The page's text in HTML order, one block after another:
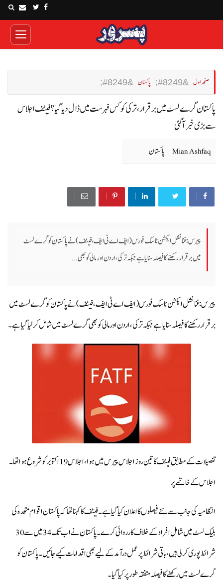
صفحہ اول پاکستان
پاکستان گرے لسٹ میں برقرار ، ترکی کو کس فہرست میں ڈال دیا گیا؟ فیٹف اجلاس
سے بڑی خبر آگئی
Mian Ashfaq پاکستان
پیرس: فنانشل ایکشن ٹاسک فورس(ایف اے ٹی ایف، فیٹف ) نے پاکستان کو گرے لسٹ
میں برقرار رکھنے کا فیصلہ سنایا ہے جبکہ ترکی، اردن اور مالی کو بھی ...
پیرس: فنانشل ایکشن ٹاسک فورس(ایف اے ٹی ایف، فیٹف ) نے پاکستان کو گرے لسٹ میں
برقرار رکھنے کا فیصلہ سنایا ہے جبکہ ترکی، اردن اور مالی کو بھی گرے لسٹ میں شامل کرلیا گیا ہے۔
تفصیلات کے مطابق فیٹف کا تین روز اجلاس پیرس میں ہوا،اجلاس 19 اکتوبر کو شروع ہوا تھا۔
اجلاس کے خاتمے پر
انتظامیہ کی جانب سے نئے فیصلوں کا اعلان کیا گیا ہے۔فیٹف کا کہنا تھا کہ پاکستان اقوام متحدہ کی
بلیک لسٹ میں شامل افراد کے خلاف کارروائی کرے۔پاکستان نے اب تک 34 میں سے30
شرائط پوری کرلی ہیں،باقی شرائط پر عمل درآمد کے لیے بھی اقدامات کیے جائیں۔پاکستان کو
گرے لسٹ میں رکھنے کا فیصلہ متفقہ طور پر کیا گیا۔